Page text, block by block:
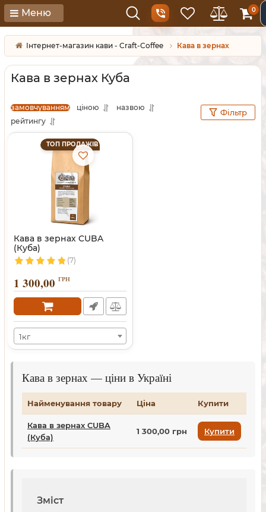
Меню 0
Інтернет-магазин кави - Craft-Coffee Кава в зернах
Кава в зернах Куба
замовчуванням ціною
назвою
рейтингу
Фільтр
ТОП ПРОДАЖІВ
Кава в зернах CUBA
(Куба)
(7)
1 300,00 ГРН
1кг
Кава в зернах — ціни в Україні
Найменування товару Ціна Купити
Кава в зернах CUBA
(Куба)
1 300,00 грн Купити
Зміст